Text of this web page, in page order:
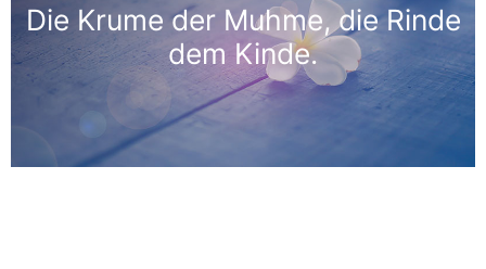
Die Krume der Muhme, die Rinde
dem Kinde.